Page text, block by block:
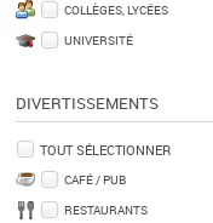
COLLÈGES, LYCÉES
UNIVERSITÉ
DIVERTISSEMENTS
TOUT SÉLECTIONNER
CAFÉ / PUB
RESTAURANTS